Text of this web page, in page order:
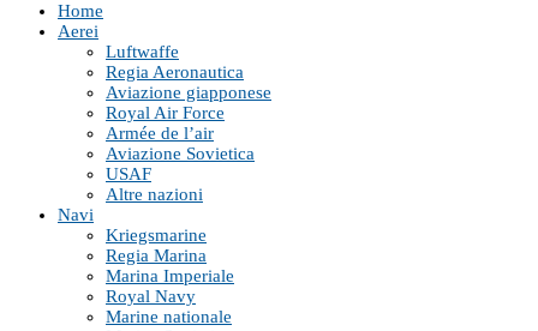
Home
Aerei
Luftwaffe
Regia Aeronautica
Aviazione giapponese
Royal Air Force
Armée de l’air
Aviazione Sovietica
USAF
Altre nazioni
Navi
Kriegsmarine
Regia Marina
Marina Imperiale
Royal Navy
Marine nationale